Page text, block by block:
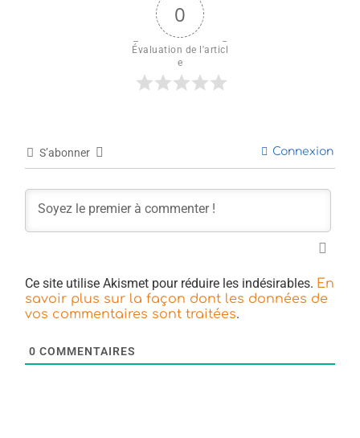
0
Évaluation de l'articl
e
S’abonner Connexion
Ce site utilise Akismet pour réduire les indésirables. En
savoir plus sur la façon dont les données de
vos commentaires sont traitées.
0 COMMENTAIRES